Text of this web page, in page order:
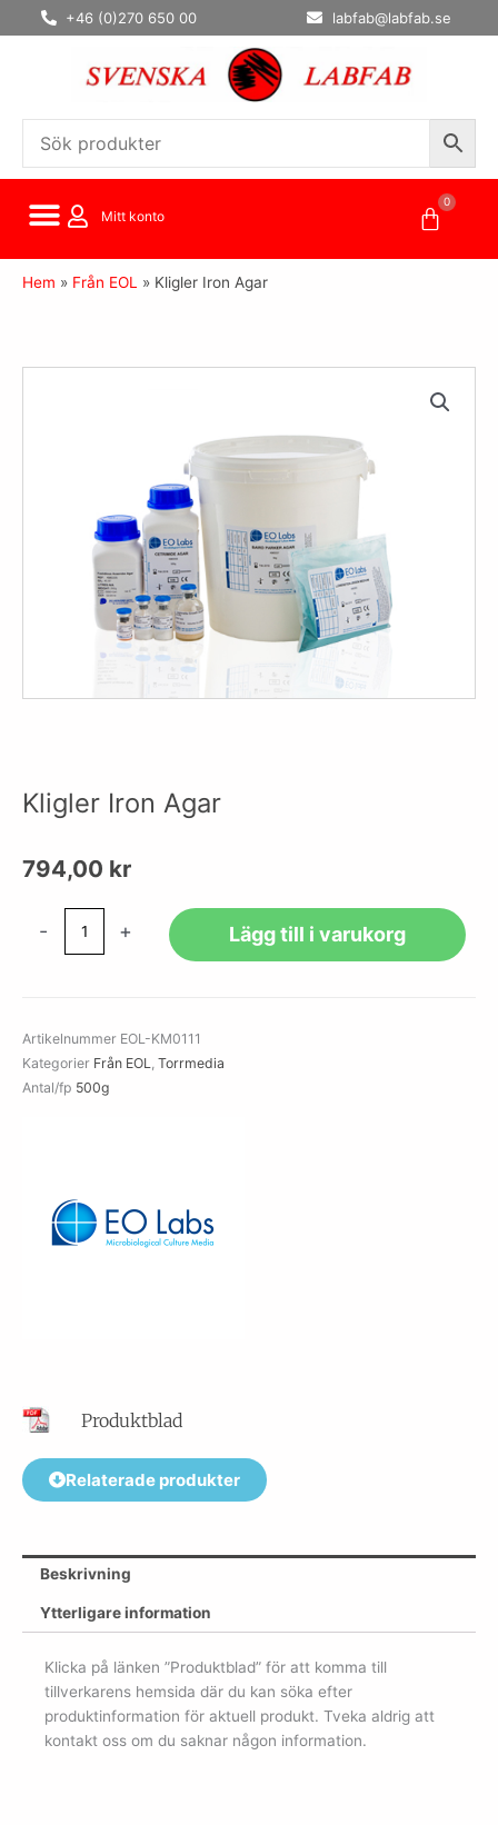
Hoppa
till
+46 (0)270 650 00 labfab@labfab.se
Mitt konto
0
Hem » Från EOL » Kligler Iron Agar
Kligler Iron Agar
794,00 kr
- + Lägg till i varukorg
Artikelnummer EOL-KM0111
Kategorier Från EOL, Torrmedia
Antal/fp 500g
Produktblad
Relaterade produkter
Beskrivning
Ytterligare information
Klicka på länken ”Produktblad” för att komma till
tillverkarens hemsida där du kan söka efter
produktinformation för aktuell produkt. Tveka aldrig att
kontakt oss om du saknar någon information.